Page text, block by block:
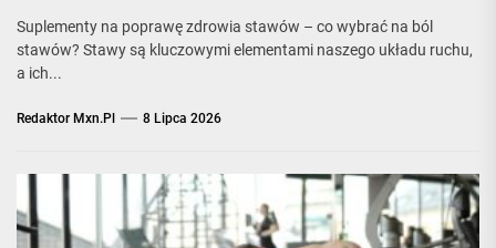
Suplementy na poprawę zdrowia stawów – co wybrać na ból
stawów? Stawy są kluczowymi elementami naszego układu ruchu,
a ich...
Redaktor Mxn.pl 8 Lipca 2026